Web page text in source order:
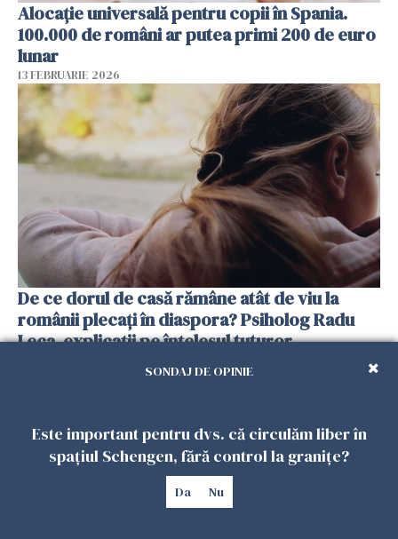
Alocație universală pentru copii în Spania.
100.000 de români ar putea primi 200 de euro
lunar
13 FEBRUARIE 2026
De ce dorul de casă rămâne atât de viu la
românii plecați în diaspora? Psiholog Radu
Leca, explicații pe înțelesul tuturor
SONDAJ DE OPINIE
Este important pentru dvs. că circulăm liber în
spațiul Schengen, fără control la granițe?
Da Nu